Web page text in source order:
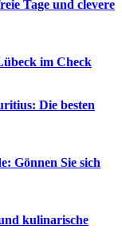
Tage und clevere
im Check
Die besten
Gönnen Sie sich
kulinarische